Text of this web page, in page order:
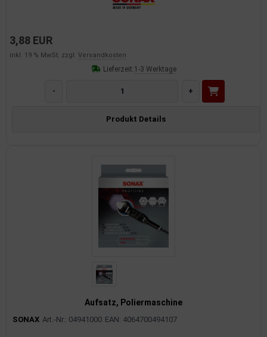
3,88 EUR
inkl. 19 % MwSt. zzgl. Versandkosten
Lieferzeit:1-3 Werktage
- +
Produkt Details
Aufsatz, Poliermaschine
SONAX Art.-Nr.: 04941000 EAN: 4064700494107